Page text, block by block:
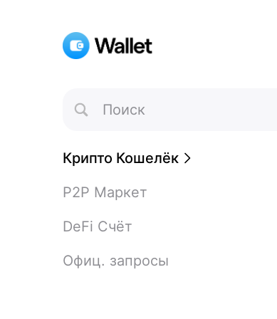
Toggle
Search
Крипто Кошелёк
P2P Маркет
DeFi Счёт
Офиц. запросы